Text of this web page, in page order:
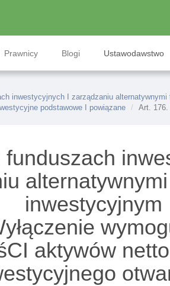
Prawnicy Blogi Ustawodawstwo
inwestycyjnych I zarządzaniu
podstawowe I powiązane
Art. 176.
funduszach
inwestycyjnym
aktywów